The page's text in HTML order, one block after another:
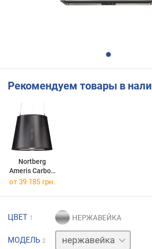
Рекомендуем товары в
Nortberg
Ameris Carbon
40
от 39 185 грн.
ЦВЕТ 1
МОДЕЛЬ 2